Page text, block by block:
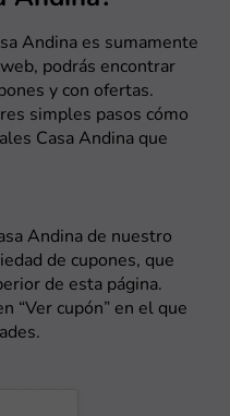
Andina es sumamente
podrás encontrar
y con ofertas.
simples pasos cómo
Casa Andina que
Andina de nuestro
de cupones, que
de esta página.
“Ver cupón” en el que